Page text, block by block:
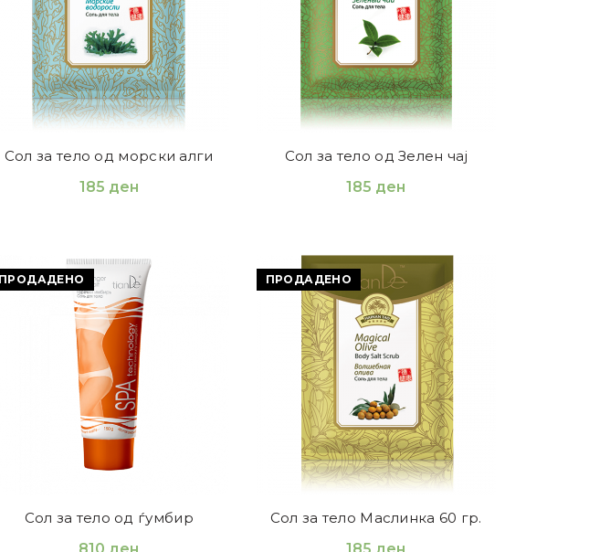
Сол за тело од морски алги
185 ден
Сол за тело од Зелен чај
185 ден
ПРОДАДЕНО
Сол за тело од ѓумбир
810 ден
ПРОДАДЕНО
Сол за тело Маслинка 60 гр.
185 ден